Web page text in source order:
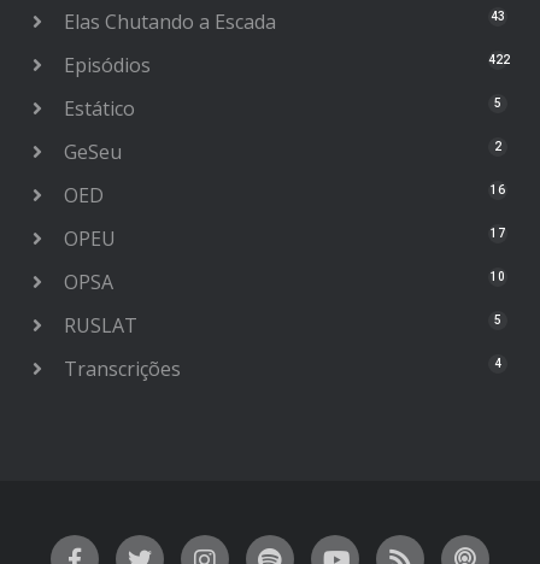
Elas Chutando a Escada 43
Episódios 422
Estático 5
GeSeu 2
OED 16
OPEU 17
OPSA 10
RUSLAT 5
Transcrições 4